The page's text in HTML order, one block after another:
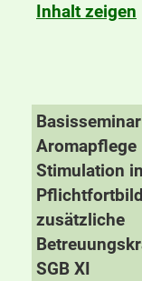
Inhalt zeigen
Basisseminar
Aromapflege
Stimulation
zusätzliche
SGB XI